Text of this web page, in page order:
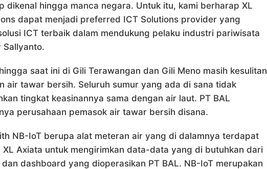
dikenal hingga manca negara. Untuk itu, kami berharap XL
dapat menjadi preferred ICT Solutions provider yang
ICT terbaik dalam mendukung pelaku industri pariwisata
Sallyanto.
saat ini di Gili Terawangan dan Gili Meno masih kesulitan
air tawar bersih. Seluruh sumur yang ada di sana tidak
tingkat keasinannya sama dengan air laut. PT BAL
perusahaan pemasok air tawar bersih disana.
NB-IoT berupa alat meteran air yang di dalamnya terdapat
XL Axiata untuk mengirimkan data-data yang di butuhkan dari
dashboard yang dioperasikan PT BAL. NB-IoT merupakan